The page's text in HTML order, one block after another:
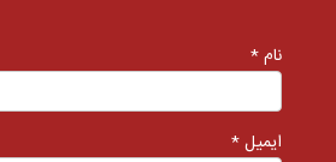
نام *
ایمیل *